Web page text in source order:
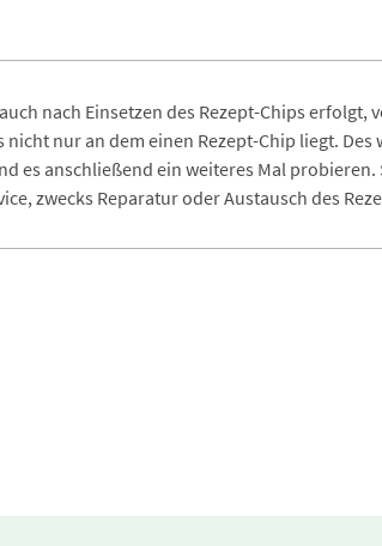
nach Einsetzen des Rezept-Chips erfolgt,
nur an dem einen Rezept-Chip liegt.
es anschließend ein weiteres Mal probieren.
zwecks Reparatur oder Austausch des